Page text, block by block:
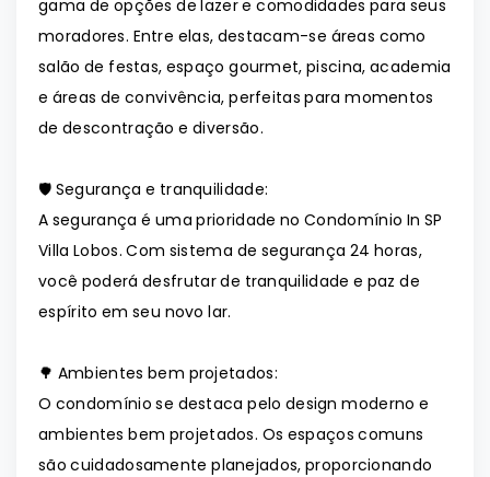
gama de opções de lazer e comodidades para seus
moradores. Entre elas, destacam-se áreas como
salão de festas, espaço gourmet, piscina, academia
e áreas de convivência, perfeitas para momentos
de descontração e diversão.
🛡️ Segurança e tranquilidade:
A segurança é uma prioridade no Condomínio In SP
Villa Lobos. Com sistema de segurança 24 horas,
você poderá desfrutar de tranquilidade e paz de
espírito em seu novo lar.
🌳 Ambientes bem projetados:
O condomínio se destaca pelo design moderno e
ambientes bem projetados. Os espaços comuns
são cuidadosamente planejados, proporcionando